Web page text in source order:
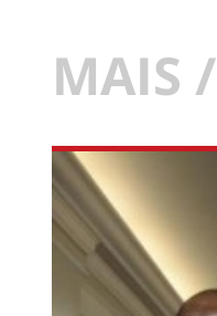
MAIS /